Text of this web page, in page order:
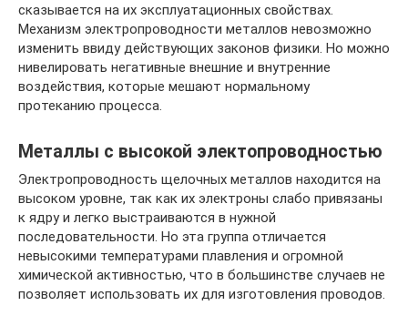
сказывается на их эксплуатационных свойствах.
Механизм электропроводности металлов невозможно
изменить ввиду действующих законов физики. Но можно
нивелировать негативные внешние и внутренние
воздействия, которые мешают нормальному
протеканию процесса.
Металлы с высокой электопроводностью
Электропроводность щелочных металлов находится на
высоком уровне, так как их электроны слабо привязаны
к ядру и легко выстраиваются в нужной
последовательности. Но эта группа отличается
невысокими температурами плавления и огромной
химической активностью, что в большинстве случаев не
позволяет использовать их для изготовления проводов.